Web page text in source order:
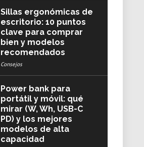
Sillas ergonómicas de
escritorio: 10 puntos
clave para comprar
bien y modelos
recomendados
Consejos
Power bank para
portátil y móvil: qué
mirar (W, Wh, USB-C
PD) y los mejores
modelos de alta
capacidad